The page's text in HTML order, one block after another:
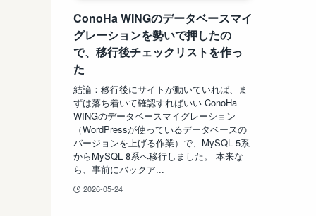
ConoHa WINGのデータベースマイ
グレーションを勢いで押したの
で、移行後チェックリストを作っ
た
結論：移行後にサイトが動いていれば、ま
ずは落ち着いて確認すればいい ConoHa
WINGのデータベースマイグレーション
（WordPressが使っているデータベースの
バージョンを上げる作業）で、MySQL 5系
からMySQL 8系へ移行しました。 本来な
ら、事前にバックア...
2026-05-24